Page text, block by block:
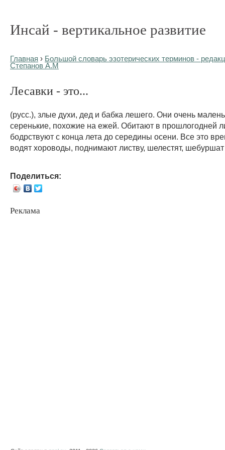
Инсай - вертикальное развитие
Главная › Большой словарь эзотерических терминов -
Степанов А.М
Лесавки - это...
(русс.), злые духи, дед и бабка лешего. Они очень
серенькие, похожие на ежей. Обитают в прошлогодней
бодрствуют с конца лета до середины осени. Все это
водят хороводы, поднимают листву, шелестят,
Поделиться:
Реклама